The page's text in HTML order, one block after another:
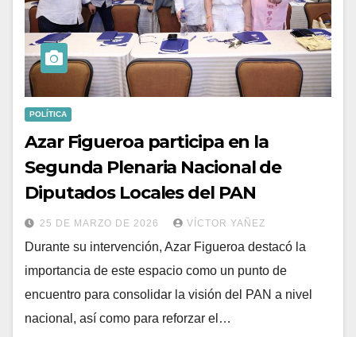
POLÍTICA
Azar Figueroa participa en la
Segunda Plenaria Nacional de
Diputados Locales del PAN
25 DE MARZO DE 2026 VÍCTOR YAÑEZ
Durante su intervención, Azar Figueroa destacó la
importancia de este espacio como un punto de
encuentro para consolidar la visión del PAN a nivel
nacional, así como para reforzar el…